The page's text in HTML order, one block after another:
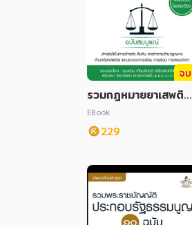
จบ
รวมกฎหมายยาเสพติด
และพระราชบัญญัติยาเ
สพติดให้โทษ พร้อมหัว
ข้อเรื่องมาตราสำคัญ ฉ
EBook
229